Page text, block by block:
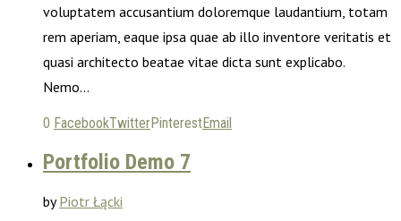
voluptatem accusantium doloremque laudantium, totam
rem aperiam, eaque ipsa quae ab illo inventore veritatis et
quasi architecto beatae vitae dicta sunt explicabo.
Nemo…
0 FacebookTwitterPinterestEmail
Portfolio Demo 7
byPiotr Łącki